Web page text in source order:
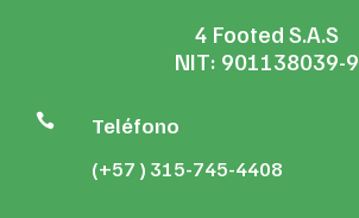
4 Footed S.A.S
NIT: 901138039-9
 Teléfono
(+57 ) 315-745-4408